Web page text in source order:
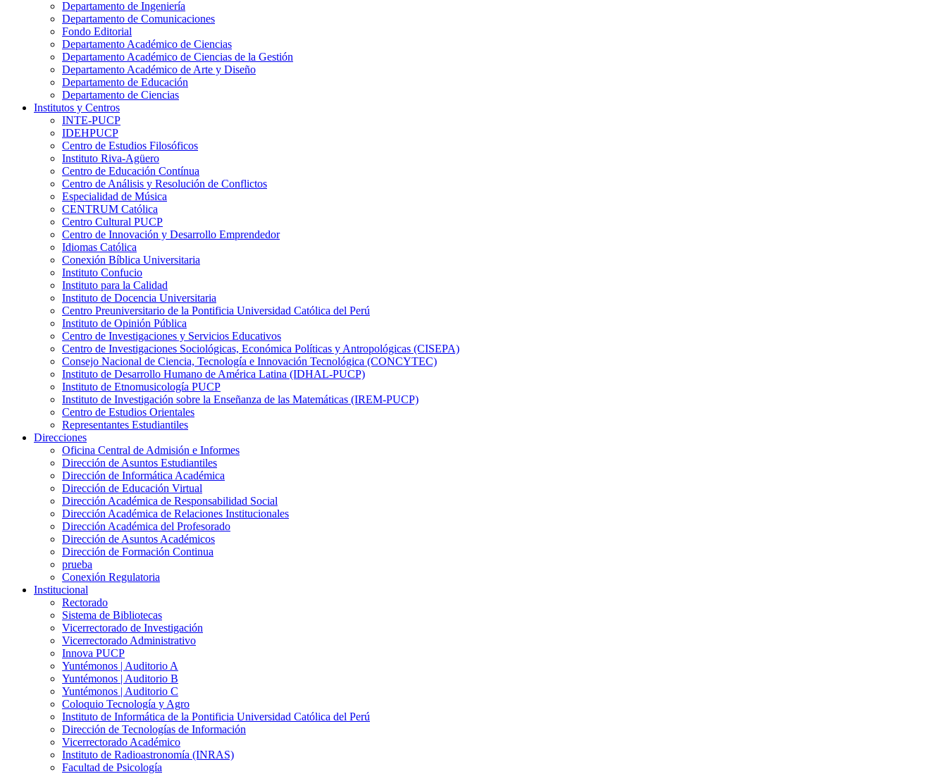
Departamento de Ingeniería
Departamento de Comunicaciones
Fondo Editorial
Departamento Académico de Ciencias
Departamento Académico de Ciencias de la Gestión
Departamento Académico de Arte y Diseño
Departamento de Educación
Departamento de Ciencias
Institutos y Centros
INTE-PUCP
IDEHPUCP
Centro de Estudios Filosóficos
Instituto Riva-Agüero
Centro de Educación Contínua
Centro de Análisis y Resolución de Conflictos
Especialidad de Música
CENTRUM Católica
Centro Cultural PUCP
Centro de Innovación y Desarrollo Emprendedor
Idiomas Católica
Conexión Bíblica Universitaria
Instituto Confucio
Instituto para la Calidad
Instituto de Docencia Universitaria
Centro Preuniversitario de la Pontificia Universidad Católica del Perú
Instituto de Opinión Pública
Centro de Investigaciones y Servicios Educativos
Centro de Investigaciones Sociológicas, Económica Políticas y Antropológicas (CISEPA)
Consejo Nacional de Ciencia, Tecnología e Innovación Tecnológica (CONCYTEC)
Instituto de Desarrollo Humano de América Latina (IDHAL-PUCP)
Instituto de Etnomusicología PUCP
Instituto de Investigación sobre la Enseñanza de las Matemáticas (IREM-PUCP)
Centro de Estudios Orientales
Representantes Estudiantiles
Direcciones
Oficina Central de Admisión e Informes
Dirección de Asuntos Estudiantiles
Dirección de Informática Académica
Dirección de Educación Virtual
Dirección Académica de Responsabilidad Social
Dirección Académica de Relaciones Institucionales
Dirección Académica del Profesorado
Dirección de Asuntos Académicos
Dirección de Formación Continua
prueba
Conexión Regulatoria
Institucional
Rectorado
Sistema de Bibliotecas
Vicerrectorado de Investigación
Vicerrectorado Administrativo
Innova PUCP
Yuntémonos | Auditorio A
Yuntémonos | Auditorio B
Yuntémonos | Auditorio C
Coloquio Tecnología y Agro
Instituto de Informática de la Pontificia Universidad Católica del Perú
Dirección de Tecnologías de Información
Vicerrectorado Académico
Instituto de Radioastronomía (INRAS)
Facultad de Psicología